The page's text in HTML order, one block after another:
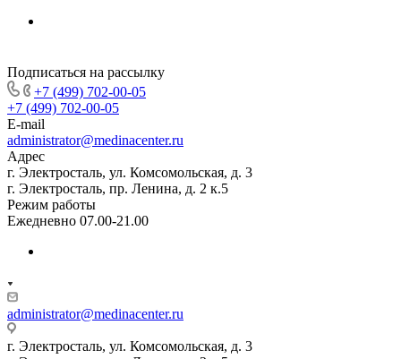
Подписаться на рассылку
+7 (499) 702-00-05
+7 (499) 702-00-05
E-mail
administrator@medinacenter.ru
Адрес
г. Электросталь, ул. Комсомольская, д. 3
г. Электросталь, пр. Ленина, д. 2 к.5
Режим работы
Ежедневно 07.00-21.00
administrator@medinacenter.ru
г. Электросталь, ул. Комсомольская, д. 3